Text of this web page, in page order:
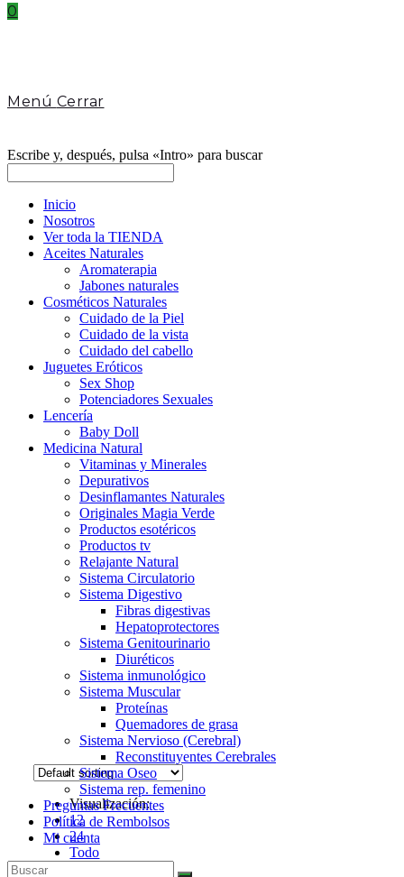
0
Menú Cerrar
Escribe y, después, pulsa «Intro» para buscar
Inicio
Nosotros
Ver toda la TIENDA
Aceites Naturales
Aromaterapia
Jabones naturales
Cosméticos Naturales
Cuidado de la Piel
Cuidado de la vista
Cuidado del cabello
Juguetes Eróticos
Sex Shop
Potenciadores Sexuales
Lencería
Baby Doll
Medicina Natural
Vitaminas y Minerales
Depurativos
Desinflamantes Naturales
Originales Magia Verde
Productos esotéricos
Productos tv
Relajante Natural
Sistema Circulatorio
Sistema Digestivo
Fibras digestivas
Hepatoprotectores
Sistema Genitourinario
Diuréticos
Sistema inmunológico
Sistema Muscular
Proteínas
Quemadores de grasa
Sistema Nervioso (Cerebral)
Reconstituyentes Cerebrales
Sistema Oseo
Sistema rep. femenino
Preguntas Frecuentes
Política de Rembolsos
Mi cuenta
Visualización:
12
24
Todo